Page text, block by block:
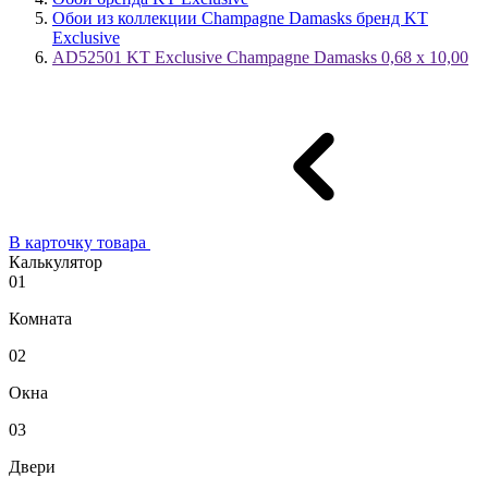
Обои из коллекции Champagne Damasks бренд KT
Exclusive
AD52501 KT Exclusive Champagne Damasks 0,68 x 10,00
В карточку товара
Калькулятор
01
Комната
02
Окна
03
Двери